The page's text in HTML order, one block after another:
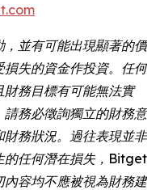
並有可能出現顯著的價
失的資金作投資。任何
務目標有可能無法實
務必徵詢獨立的財務意
財務狀況。過往表現並非
的任何潛在損失，Bitget
容均不應被視為財務建